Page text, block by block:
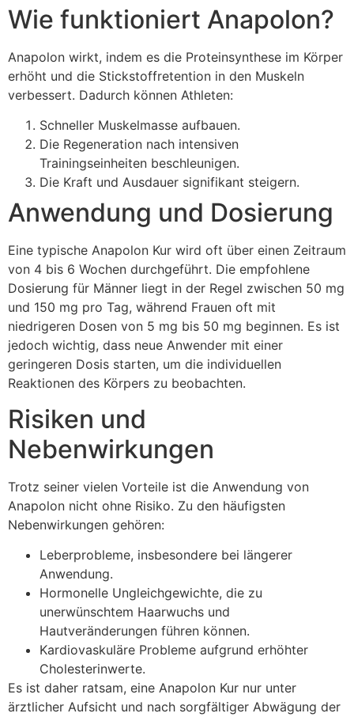
Wie funktioniert Anapolon?
Anapolon wirkt, indem es die Proteinsynthese im Körper
erhöht und die Stickstoffretention in den Muskeln
verbessert. Dadurch können Athleten:
Schneller Muskelmasse aufbauen.
Die Regeneration nach intensiven
Trainingseinheiten beschleunigen.
Die Kraft und Ausdauer signifikant steigern.
Anwendung und Dosierung
Eine typische Anapolon Kur wird oft über einen Zeitraum
von 4 bis 6 Wochen durchgeführt. Die empfohlene
Dosierung für Männer liegt in der Regel zwischen 50 mg
und 150 mg pro Tag, während Frauen oft mit
niedrigeren Dosen von 5 mg bis 50 mg beginnen. Es ist
jedoch wichtig, dass neue Anwender mit einer
geringeren Dosis starten, um die individuellen
Reaktionen des Körpers zu beobachten.
Risiken und
Nebenwirkungen
Trotz seiner vielen Vorteile ist die Anwendung von
Anapolon nicht ohne Risiko. Zu den häufigsten
Nebenwirkungen gehören:
Leberprobleme, insbesondere bei längerer
Anwendung.
Hormonelle Ungleichgewichte, die zu
unerwünschtem Haarwuchs und
Hautveränderungen führen können.
Kardiovaskuläre Probleme aufgrund erhöhter
Cholesterinwerte.
Es ist daher ratsam, eine Anapolon Kur nur unter
ärztlicher Aufsicht und nach sorgfältiger Abwägung der